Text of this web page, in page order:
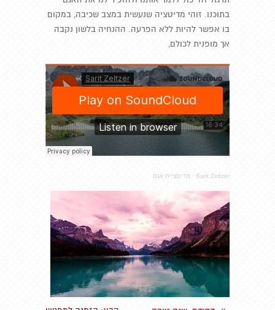
בתוכנו. זוהי מדיטציה שנעשית במצב שכיבה, במקום
בו אפשר להיות ללא הפרעה. ההנחיה בלשון נקבה
אך מופנית לכולם,
Sarit Zeltzer
· מדיטציית אגם